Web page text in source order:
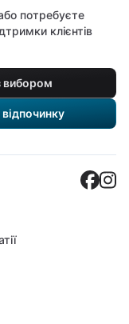
потребуєте
клієнтів
вибором